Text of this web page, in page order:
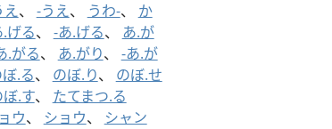
え、 -うえ、 うわ-、 か
.げる、 -あ.げる、 あ.が
.がる、 あ.がり、 -あ.が
.る、 のぼ.り、 のぼ.せ
ぼ.す、 たてまつ.る
ウ、 ショウ、 シャン